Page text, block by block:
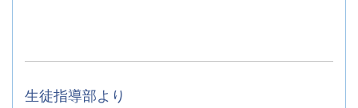
生徒指導部より